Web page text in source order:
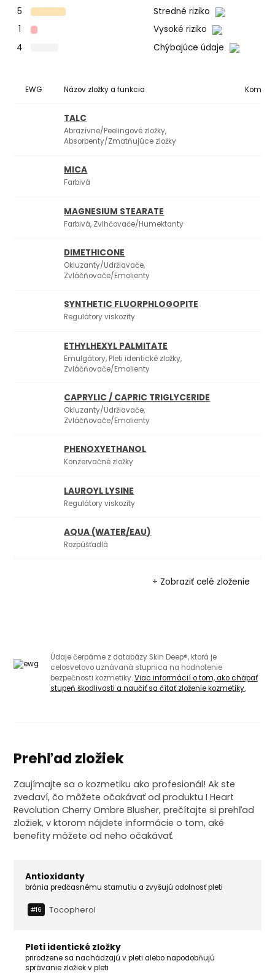
5
Stredné riziko
1
Vysoké riziko
4
Chýbajúce údaje
EWG Názov zložky a funkcia
TALC
Abrazívne/Peelingové zložky,
Absorbenty/Zmatňujúce zložky
MICA
Farbivá
MAGNESIUM STEARATE
Farbivá, Zvlhčovače/Humektanty
DIMETHICONE
Okluzanty/Udržiavače,
Zvláčňovače/Emolienty
SYNTHETIC FLUORPHLOGOPITE
Regulátory viskozity
ETHYLHEXYL PALMITATE
Emulgátory, Pleti identické zložky,
Zvláčňovače/Emolienty
CAPRYLIC / CAPRIC TRIGLYCERIDE
Okluzanty/Udržiavače,
Zvláčňovače/Emolienty
PHENOXYETHANOL
Konzervačné zložky
LAUROYL LYSINE
Regulátory viskozity
AQUA (WATER/EAU)
Rozpúšťadlá
+ Zobraziť celé zloženie
Údaje čerpáme z databázy Skin Deep®, ktorá je
celosvetovo uznávaná stupnica na hodnotenie
bezpečnosti kozmetiky.Viac informácií o tom, ako chápať
stupeň škodlivosti a naučiť sa čítať zloženie kozmetiky.
Prehľad zložiek
Zaujímajte sa o kozmetiku ako profesionál! Ak ste
zvedaví, čo môžete očakávať od produktu I Heart
Revolution Cherry Ombre Blusher, prečítajte si prehľad
zložiek, v ktorom nájdete informácie o tom, aké
benefity môžete od neho očakávať.
Antioxidanty
bránia predčasnému starnutiu a zvyšujú odolnosť pleti
#16 Tocopherol
Pleti identické zložky
prirodzene sa nachádzajú v pleti alebo napodobňujú
správanie zložiek v pleti